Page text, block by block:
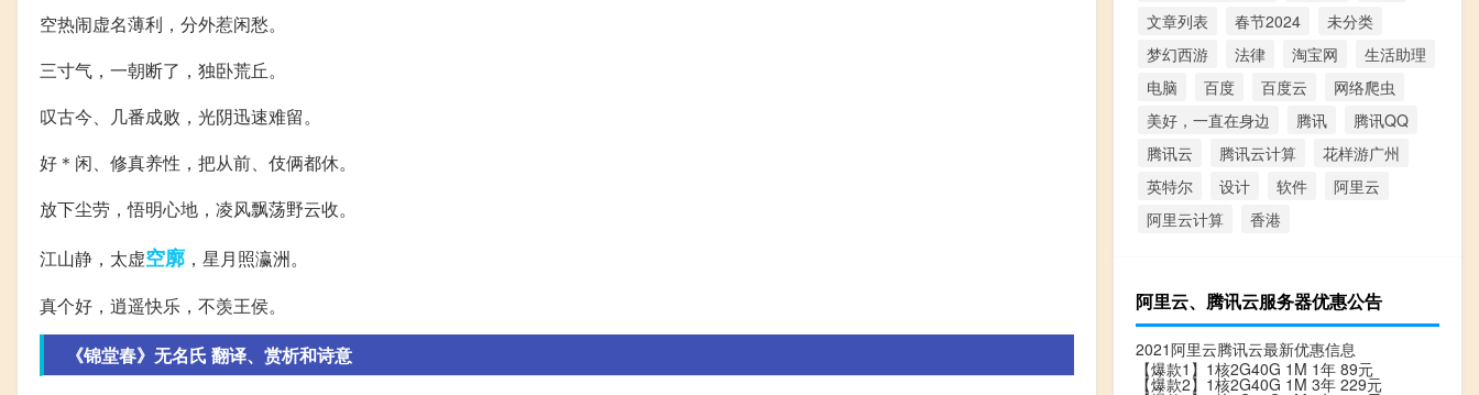
空热闹虚名薄利，分外惹闲愁。
三寸气，一朝断了，独卧荒丘。
叹古今、几番成败，光阴迅速难留。
好＊闲、修真养性，把从前、伎俩都休。
放下尘劳，悟明心地，凌风飘荡野云收。
江山静，太虚空廓 ，星月照瀛洲。
真个好，逍遥快乐，不羡王侯。
《锦堂春》无名氏 翻译、赏析和诗意
文章列表
春节2024
未分类
梦幻西游
法律 淘宝网
生活助理
电脑
百度 百度云
网络爬虫
美好，一直在身边
腾讯
腾讯QQ
腾讯云
腾讯云计算
花样游广州
英特尔
设计 软件
阿里云
阿里云计算
香港
阿里云、腾讯云服务器优惠公告
2021阿里云腾讯云最新优惠信息
【爆款1】1核2G40G 1M 1年 89元
【爆款2】1核2G40G 1M 3年 229元